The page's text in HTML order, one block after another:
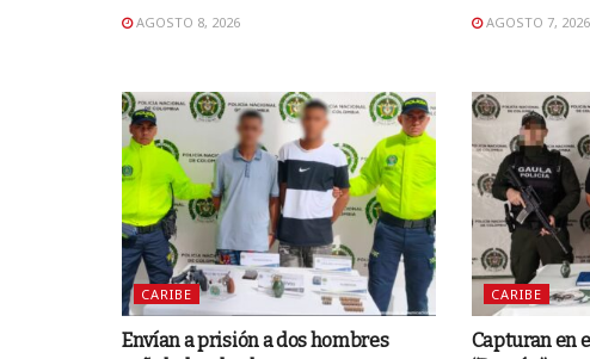
AGOSTO 8, 2026 AGOSTO 7, 2026
CARIBE
Envían a prisión a dos hombres
CARIBE
Capturan en